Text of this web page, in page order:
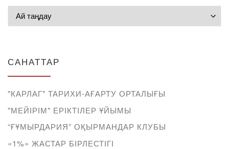
САНАТТАР
"КАРЛАГ" ТАРИХИ-АҒАРТУ ОРТАЛЫҒЫ
"МЕЙІРІМ" ЕРІКТІЛЕР ҰЙЫМЫ
“ҒҰМЫРДАРИЯ” ОҚЫРМАНДАР КЛУБЫ
«1%» ЖАСТАР БІРЛЕСТІГІ